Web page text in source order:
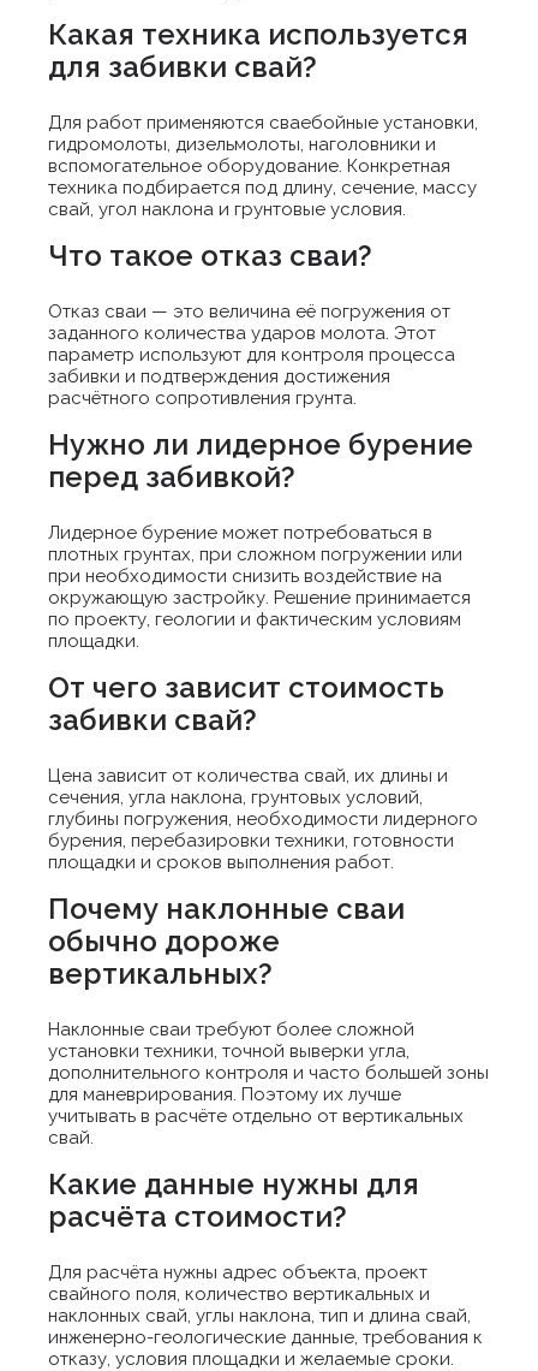
Какая техника используется
для забивки свай?
Для работ применяются сваебойные установки,
гидромолоты, дизельмолоты, наголовники и
вспомогательное оборудование. Конкретная
техника подбирается под длину, сечение, массу
свай, угол наклона и грунтовые условия.
Что такое отказ сваи?
Отказ сваи — это величина её погружения от
заданного количества ударов молота. Этот
параметр используют для контроля процесса
забивки и подтверждения достижения
расчётного сопротивления грунта.
Нужно ли лидерное бурение
перед забивкой?
Лидерное бурение может потребоваться в
плотных грунтах, при сложном погружении или
при необходимости снизить воздействие на
окружающую застройку. Решение принимается
по проекту, геологии и фактическим условиям
площадки.
От чего зависит стоимость
забивки свай?
Цена зависит от количества свай, их длины и
сечения, угла наклона, грунтовых условий,
глубины погружения, необходимости лидерного
бурения, перебазировки техники, готовности
площадки и сроков выполнения работ.
Почему наклонные сваи
обычно дороже
вертикальных?
Наклонные сваи требуют более сложной
установки техники, точной выверки угла,
дополнительного контроля и часто большей зоны
для маневрирования. Поэтому их лучше
учитывать в расчёте отдельно от вертикальных
свай.
Какие данные нужны для
расчёта стоимости?
Для расчёта нужны адрес объекта, проект
свайного поля, количество вертикальных и
наклонных свай, углы наклона, тип и длина свай,
инженерно-геологические данные, требования к
отказу, условия площадки и желаемые сроки.